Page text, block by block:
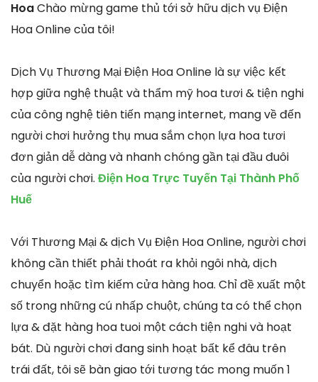
HoaChào mừng game thủ tới sở hữu dịch vụ Điện
Hoa Online của tôi!
Dịch Vụ Thương Mại Điện Hoa Online là sự việc kết
hợp giữa nghệ thuật và thẩm mỹ hoa tươi & tiện nghi
của công nghệ tiên tiến mạng internet, mang về đến
người chơi hưởng thụ mua sắm chọn lựa hoa tươi
đơn giản dễ dàng và nhanh chóng gần tại đầu đuôi
của người chơi. Điện Hoa Trực Tuyến Tại Thành Phố
Huế
Với Thương Mại & dịch Vụ Điện Hoa Online, người chơi
không cần thiết phải thoát ra khỏi ngôi nhà, dịch
chuyển hoặc tìm kiếm cửa hàng hoa. Chỉ đề xuất một
số trong những cú nhấp chuột, chúng ta có thể chọn
lựa & đặt hàng hoa tuoi một cách tiện nghi và hoạt
bát. Dù người chơi đang sinh hoạt bất kể đâu trên
trái đất, tôi sẽ bàn giao tới tương tác mong muốn 1